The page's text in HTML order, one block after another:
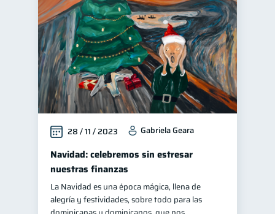
28 / 11 / 2023 Gabriela Geara
Navidad: celebremos sin estresar
nuestras finanzas
La Navidad es una época mágica, llena de
alegría y festividades, sobre todo para las